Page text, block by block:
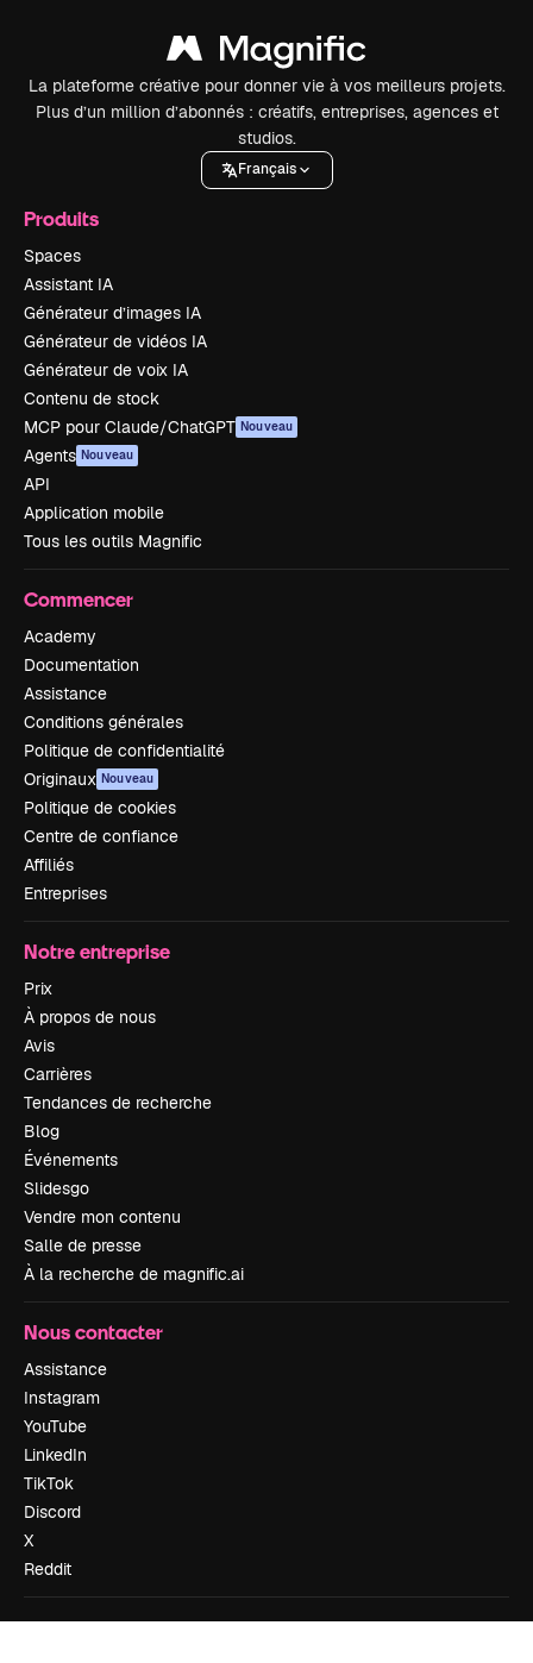
La plateforme créative pour donner vie à vos meilleurs projets.
Plus d’un million d’abonnés : créatifs, entreprises, agences et
studios.
Français
Produits
Spaces
Assistant IA
Générateur d’images IA
Générateur de vidéos IA
Générateur de voix IA
Contenu de stock
MCP pour Claude/ChatGPT Nouveau
Agents Nouveau
API
Application mobile
Tous les outils Magnific
Commencer
Academy
Documentation
Assistance
Conditions générales
Politique de confidentialité
Originaux Nouveau
Politique de cookies
Centre de confiance
Affiliés
Entreprises
Notre entreprise
Prix
À propos de nous
Avis
Carrières
Tendances de recherche
Blog
Événements
Slidesgo
Vendre mon contenu
Salle de presse
À la recherche de magnific.ai
Nous contacter
Assistance
Instagram
YouTube
LinkedIn
TikTok
Discord
X
Reddit